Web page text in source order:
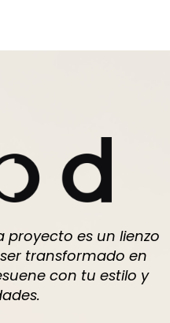
proyecto es un lienzo
transformado en
con tu estilo y